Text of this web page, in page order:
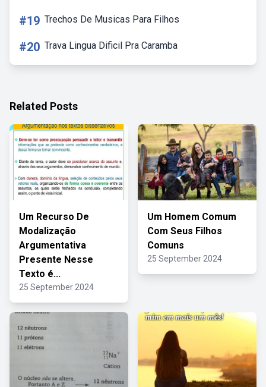
#19 Trechos De Musicas Para Filhos
#20 Trava Lingua Dificil Pra Caramba
Related Posts
Um Recurso De
Modalização
Argumentativa
Presente Nesse
Texto é...
25 September 2024
Um Homem Comum
Com Seus Filhos
Comuns
25 September 2024